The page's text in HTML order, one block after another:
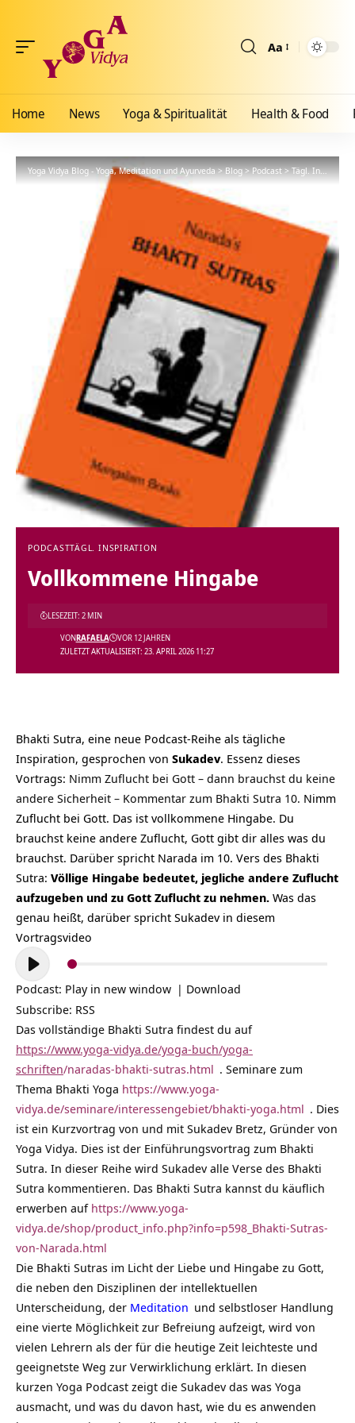
Aa
Home News Yoga & Spiritualität Health & Food
Yoga Vidya Blog - Yoga, Meditation und Ayurveda>Blog>Podcast>Tägl. Inspiration
PODCASTTÄGL. INSPIRATION
Vollkommene Hingabe
ZULETZT AKTUALISIERT: 23. APRIL 2026 11:27
VONRAFAELA VOR 12 JAHREN
LESEZEIT: 2 MIN
Bhakti Sutra, eine neue Podcast-Reihe als tägliche
Inspiration, gesprochen von Sukadev. Essenz dieses
Vortrags: Nimm Zuflucht bei Gott – dann brauchst du keine
andere Sicherheit – Kommentar zum Bhakti Sutra 10. Nimm
Zuflucht bei Gott. Das ist vollkommene Hingabe. Du
brauchst keine andere Zuflucht, Gott gibt dir alles was du
brauchst. Darüber spricht Narada im 10. Vers des Bhakti
Sutra: Völlige Hingabe bedeutet, jegliche andere Zuflucht
aufzugeben und zu Gott Zuflucht zu nehmen. Was das
genau heißt, darüber spricht Sukadev in diesem
Vortragsvideo
Audio-
Player
Podcast: Play in new window | Download
Subscribe: RSS
Das vollständige Bhakti Sutra findest du auf
https://www.yoga-vidya.de/yoga-buch/yoga-
schriften/naradas-bhakti-sutras.html . Seminare zum
Thema Bhakti Yoga https://www.yoga-
vidya.de/seminare/interessengebiet/bhakti-yoga.html . Dies
ist ein Kurzvortrag von und mit Sukadev Bretz, Gründer von
Yoga Vidya. Dies ist der Einführungsvortrag zum Bhakti
Sutra. In dieser Reihe wird Sukadev alle Verse des Bhakti
Sutra kommentieren. Das Bhakti Sutra kannst du käuflich
erwerben auf https://www.yoga-
vidya.de/shop/product_info.php?info=p598_Bhakti-Sutras-
von-Narada.html
Die Bhakti Sutras im Licht der Liebe und Hingabe zu Gott,
die neben den Disziplinen der intellektuellen
Unterscheidung, der Meditation und selbstloser Handlung
eine vierte Möglichkeit zur Befreiung aufzeigt, wird von
vielen Lehrern als der für die heutige Zeit leichteste und
geeignetste Weg zur Verwirklichung erklärt. In diesen
kurzen Yoga Podcast zeigt die Sukadev das was Yoga
ausmacht, und was du davon hast, wie du es anwenden